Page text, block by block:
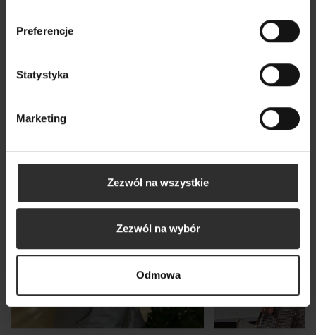
Preferencje
Statystyka
Marketing
Zezwól na wszystkie
Zezwól na wybór
Odmowa